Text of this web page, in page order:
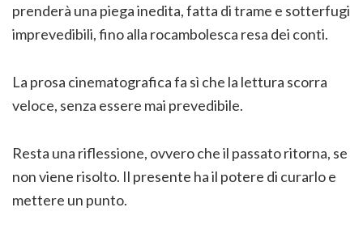
prenderà una piega inedita, fatta di trame e sotterfugi
imprevedibili, fino alla rocambolesca resa dei conti.
La prosa cinematografica fa sì che la lettura scorra
veloce, senza essere mai prevedibile.
Resta una riflessione, ovvero che il passato ritorna, se
non viene risolto. Il presente ha il potere di curarlo e
mettere un punto.